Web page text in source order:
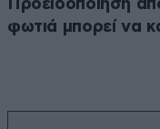
Προειδοποίηση
φωτιά μπορεί να